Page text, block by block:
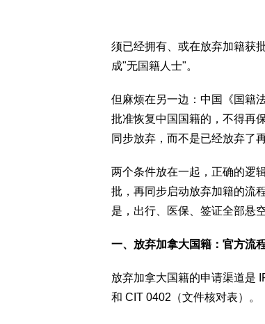
须已经拥有、或在放弃加籍获
成"无国籍人士"。
但麻烦在另一边：中国《国籍
批准恢复中国国籍的，不得再
同步放弃，而不是已经放弃了再
两个条件放在一起，正确的逻
批，再同步启动放弃加籍的流
是，出行、医保、签证全部悬空
一、放弃加拿大国籍：官方流
放弃加拿大国籍的申请渠道是
和 CIT 0402（文件核对表）。